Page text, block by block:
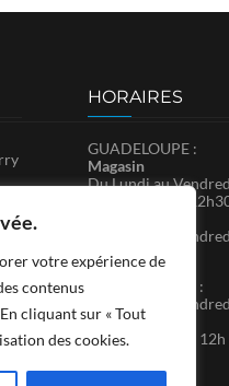
votre expérience de
contenus
cliquant sur « Tout
des cookies.
HORAIRES
GUADELOUPE :
Magasin
Du Lundi au
Samedi : 8h30-
Du Lundi au
SAINT-MARTIN :
Du Lundi au
14h-17h30
Le Samedi : 9h – 12h